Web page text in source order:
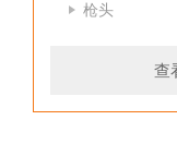
枪头
查